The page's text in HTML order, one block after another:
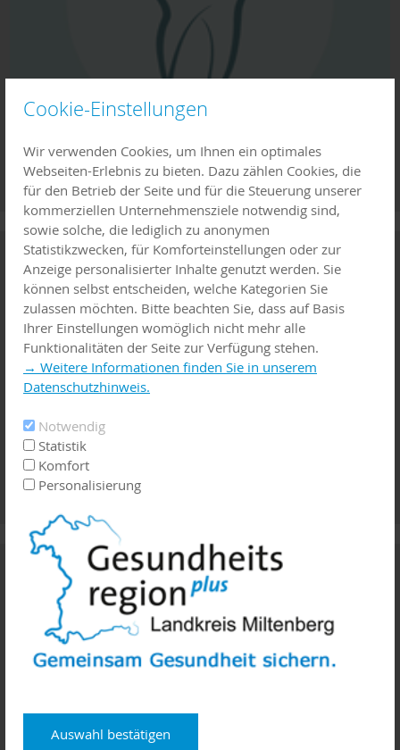
Cookie-Einstellungen
Wir verwenden Cookies, um Ihnen ein optimales
Webseiten-Erlebnis zu bieten. Dazu zählen Cookies, die
für den Betrieb der Seite und für die Steuerung unserer
kommerziellen Unternehmensziele notwendig sind,
sowie solche, die lediglich zu anonymen
Statistikzwecken, für Komforteinstellungen oder zur
Anzeige personalisierter Inhalte genutzt werden. Sie
können selbst entscheiden, welche Kategorien Sie
zulassen möchten. Bitte beachten Sie, dass auf Basis
Ihrer Einstellungen womöglich nicht mehr alle
Funktionalitäten der Seite zur Verfügung stehen.
→ Weitere Informationen finden Sie in unserem
Datenschutzhinweis.
Notwendig
Statistik
Komfort
Personalisierung
Auswahl bestätigen
Familienwegweiser
Palliativ - Hospiz